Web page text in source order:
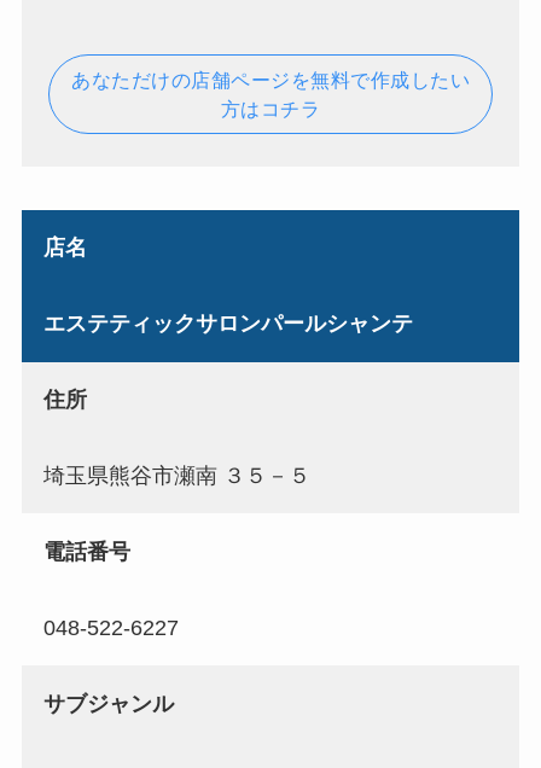
あなただけの店舗ページを無料で作成したい
方はコチラ
店名
エステティックサロンパールシャンテ
住所
埼玉県熊谷市瀬南 ３５－５
電話番号
048-522-6227
サブジャンル